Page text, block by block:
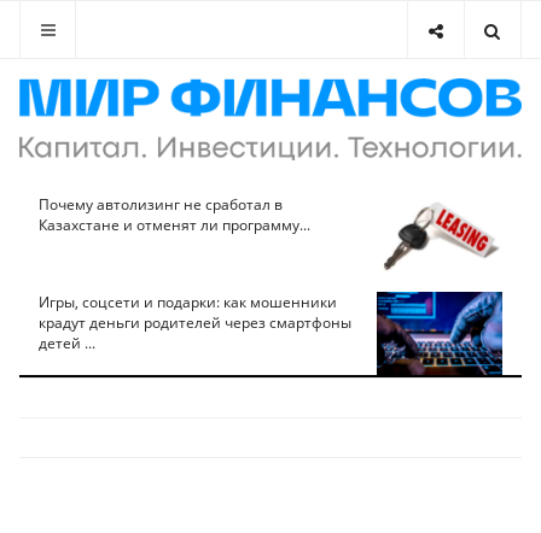
Почему автолизинг не сработал в
Казахстане и отменят ли программу...
Игры, соцсети и подарки: как мошенники
крадут деньги родителей через смартфоны
детей ...